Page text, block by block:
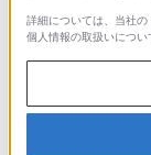
WNW-
詳細については、当社の
個人情報の取扱いについ